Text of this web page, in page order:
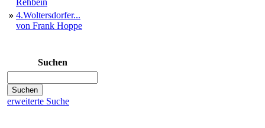
» 4.Woltersdorfer...
von Frank Hoppe
Suchen
erweiterte Suche